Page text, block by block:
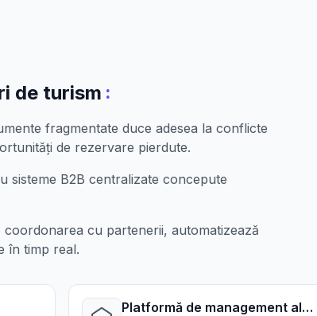
de turism :
fragmentate duce adesea la conflicte
de rezervare pierdute.
sisteme B2B centralizate concepute
cu partenerii, automatizează
în timp real.
Platformă de management al